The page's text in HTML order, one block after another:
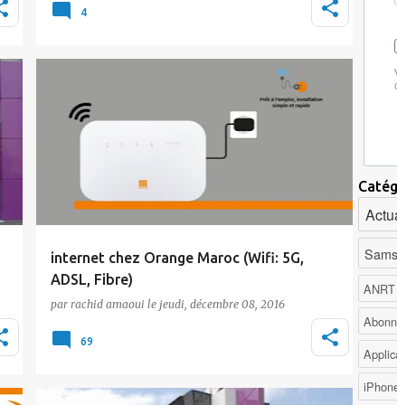
c'est ce que propose inwi dans le cadre
4
internet chez Orange Maroc (Wifi: 5G,
ADSL, Fibre)
Wifi: ADSL Wifi: Fibre Optique Wifi: DarBox
Wifi: ADSL ADSL d'Orange Maroc 149 …
par rachid amaoui le jeudi, décembre 08, 2016
5G
Orange
69
ANRT